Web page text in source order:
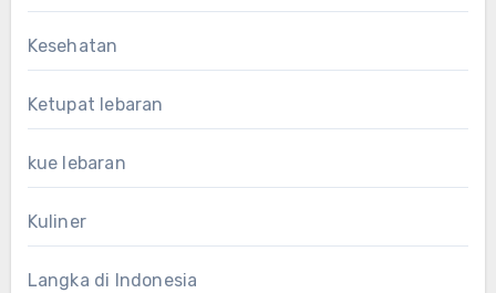
Kesehatan
Ketupat lebaran
kue lebaran
Kuliner
Langka di Indonesia